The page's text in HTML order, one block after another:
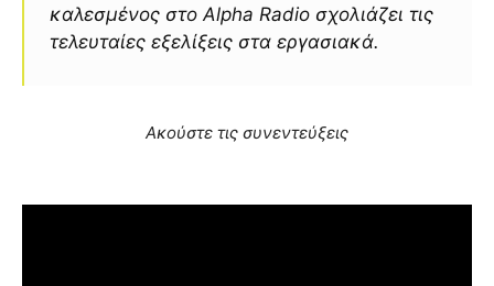
καλεσμένος στο Alpha Radio σχολιάζει τις
τελευταίες εξελίξεις στα εργασιακά.
Ακούστε τις συνεντεύξεις